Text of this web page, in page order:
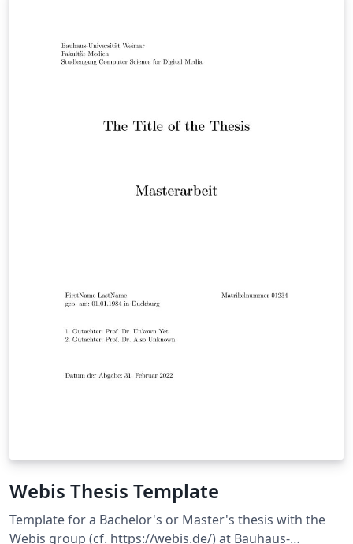
eine Danksagung. Fragen, Vorschläge und Bugs unter
https://github.com/TheSecretJas/Vorlage-
Webis Thesis Template
Template for a Bachelor's or Master's thesis with the
Webis group (cf. https://webis.de/) at Bauhaus-